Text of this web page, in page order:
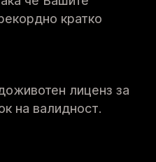
кратко
лиценз за
на валидност.